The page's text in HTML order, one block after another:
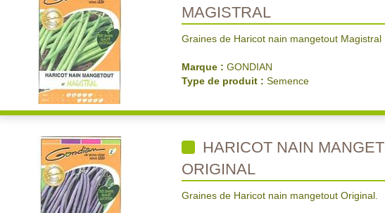
MAGISTRAL
Graines de Haricot nain mangetout Magistral
Marque : GONDIAN
Type de produit : Semence
HARICOT NAIN
ORIGINAL
Graines de Haricot nain mangetout Original.